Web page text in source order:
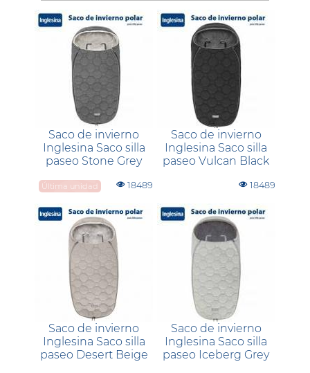
Saco de invierno
Inglesina Saco silla
paseo Stone Grey
Última unidad 18489
Saco de invierno
Inglesina Saco silla
paseo Vulcan Black
18489
Saco de invierno
Inglesina Saco silla
paseo Desert Beige
Saco de invierno
Inglesina Saco silla
paseo Iceberg Grey